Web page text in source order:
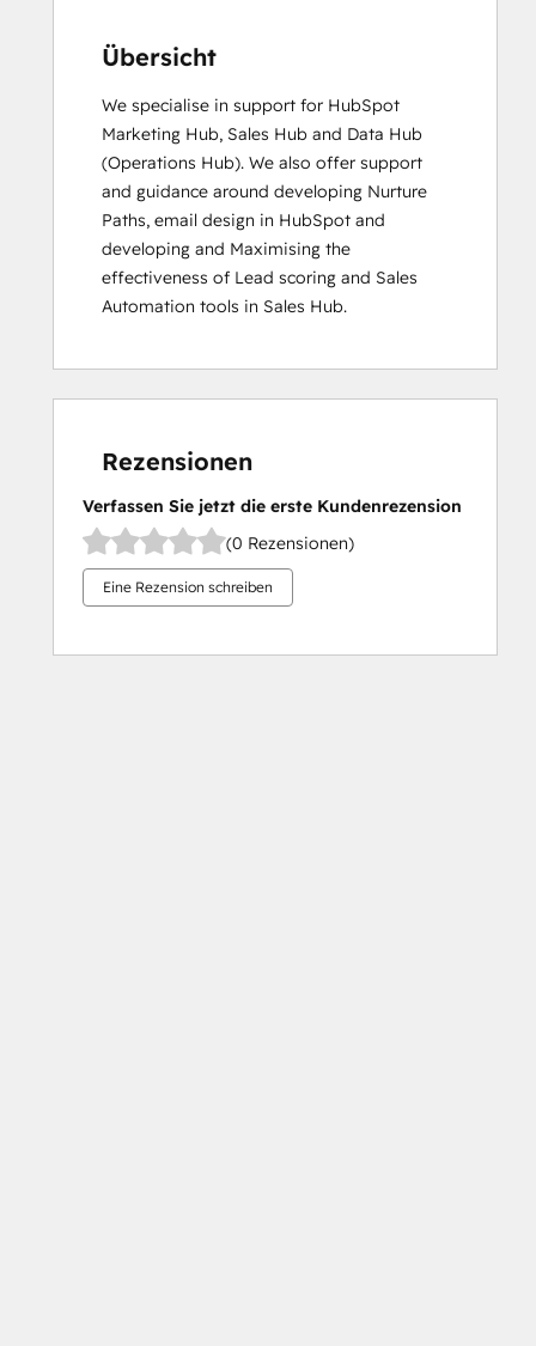
Übersicht
We specialise in support for HubSpot
Marketing Hub, Sales Hub and Data Hub
(Operations Hub). We also offer support
and guidance around developing Nurture
Paths, email design in HubSpot and
developing and Maximising the
effectiveness of Lead scoring and Sales
Automation tools in Sales Hub.
Rezensionen
Verfassen Sie jetzt die erste Kundenrezension
(0 Rezensionen)
Eine Rezension schreiben